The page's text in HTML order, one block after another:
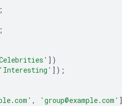
])
'Interesting' ]);
, 'group@example.com'